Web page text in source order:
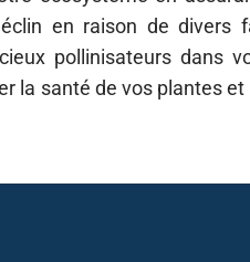
en raison de divers
pollinisateurs dans
la santé de vos plantes